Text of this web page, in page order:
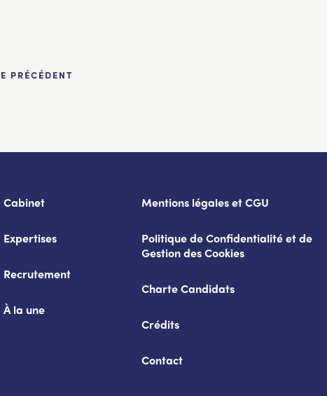
PRÉCÉDENT
Cabinet
Expertises
Recrutement
À la une
Mentions légales et CGU
Politique de Confidentialité et de
Gestion des Cookies
Charte Candidats
Crédits
Contact